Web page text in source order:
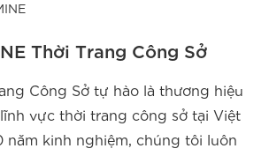
Thời Trang Công Sở
Công Sở tự hào là thương hiệu
vực thời trang công sở tại Việt
năm kinh nghiệm, chúng tôi luôn